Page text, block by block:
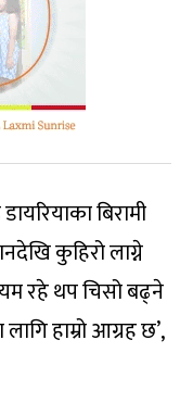
बिरामी
कुहिरो लाग्ने
रहे थप चिसो बढ्ने
हाम्रो आग्रह छ’,